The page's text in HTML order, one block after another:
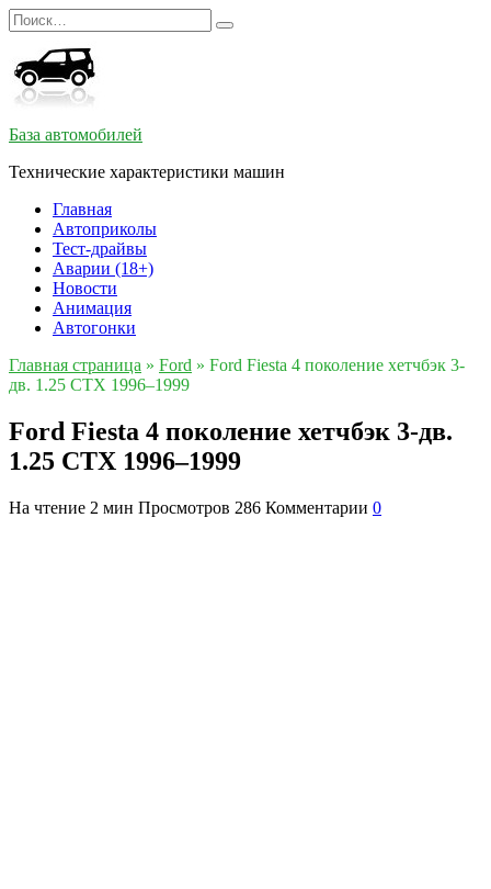
Перейти
к
содержанию
Search
for:
База автомобилей
Технические характеристики машин
Главная
Автоприколы
Тест-драйвы
Аварии (18+)
Новости
Анимация
Автогонки
Главная страница » Ford » Ford Fiesta 4 поколение хетчбэк 3-
дв. 1.25 CTX 1996–1999
Ford Fiesta 4 поколение хетчбэк 3-дв.
1.25 CTX 1996–1999
На чтение 2 мин Просмотров 286 Комментарии 0